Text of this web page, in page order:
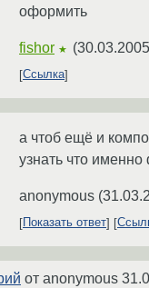
оформить
fishor ★ (
Ссылка
а чтоб ещё и
узнать что
anonymous (
Показать ответ
от anonymous